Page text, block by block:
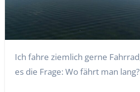
Ich fahre ziemlich gerne Fahrrad, doch immer gibt
es die Frage: Wo fährt man lang?